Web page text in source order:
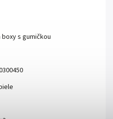
boxy s gumičkou